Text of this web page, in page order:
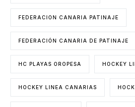
FEDERACION CANARIA PATINAJE
FEDERACIÓN CANARIA DE PATINAJE
HC PLAYAS OROPESA HOCKEY
HOCKEY LINEA CANARIAS